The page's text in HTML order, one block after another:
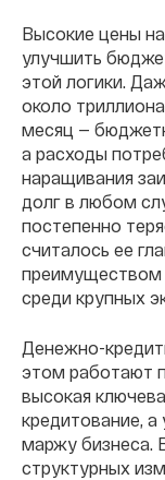
Высокие цены
улучшить
этой логики.
около
месяц —
а расходы
наращивания
долг в любом
постепенно
считалось ее
преимуществом
среди крупных
Денежно-
этом работают
высокая
кредитование, а
маржу бизнеса.
структурных